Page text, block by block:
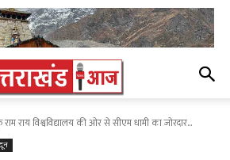
राम राय विश्वविद्यालय की ओर से सीएम धामी का जोरदार...